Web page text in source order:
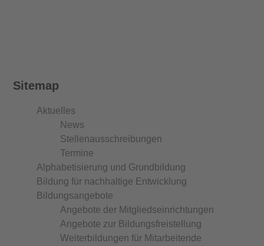
Sitemap
Aktuelles
News
Stellenausschreibungen
Termine
Alphabetisierung und Grundbildung
Bildung für nachhaltige Entwicklung
Bildungsangebote
Angebote der Mitgliedseinrichtungen
Angebote zur Bildungsfreistellung
Weiterbildungen für Mitarbeitende